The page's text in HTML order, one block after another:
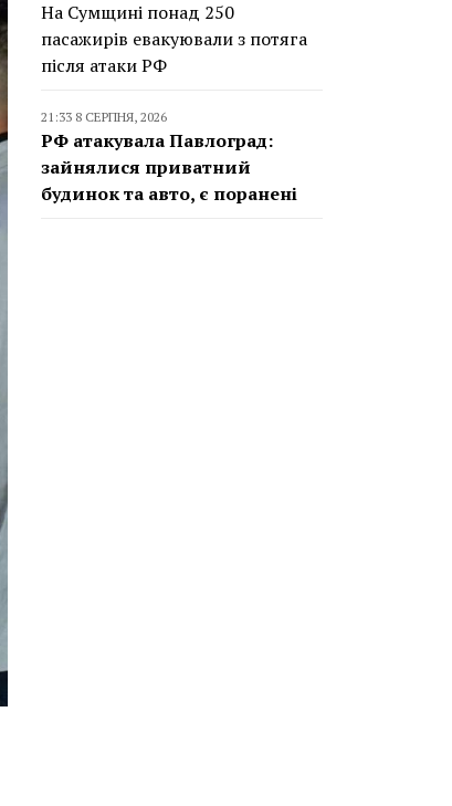
На Сумщині понад 250
пасажирів евакуювали з потяга
після атаки РФ
21:33 8 СЕРПНЯ, 2026
РФ атакувала Павлоград:
зайнялися приватний
будинок та авто, є поранені